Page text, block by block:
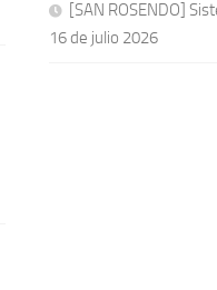
[SAN ROSENDO]
16 de julio 2026